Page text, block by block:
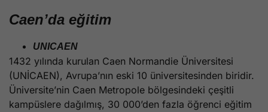
Caen’da eğitim
UNICAEN
1432 yılında kurulan Caen Normandie Üniversitesi
(UNİCAEN), Avrupa’nın eski 10 üniversitesinden biridir.
Üniversite’nin Caen Metropole bölgesindeki çeşitli
kampüslere dağılmış, 30 000’den fazla öğrenci eğitim